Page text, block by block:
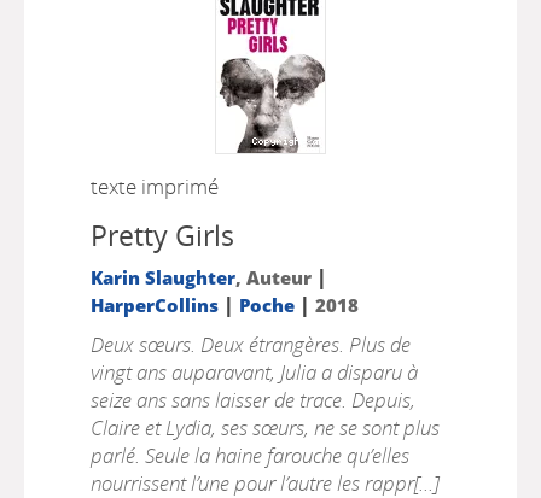
texte imprimé
Pretty Girls
Karin Slaughter, Auteur |
HarperCollins| Poche| 2018
Deux sœurs. Deux étrangères. Plus de
vingt ans auparavant, Julia a disparu à
seize ans sans laisser de trace. Depuis,
Claire et Lydia, ses sœurs, ne se sont plus
parlé. Seule la haine farouche qu’elles
nourrissent l’une pour l’autre les rappr[...]